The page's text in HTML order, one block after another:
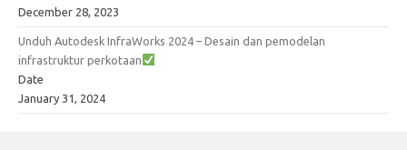
December 28, 2023
Unduh Autodesk InfraWorks 2024 – Desain dan pemodelan
infrastruktur perkotaan
Date
January 31, 2024